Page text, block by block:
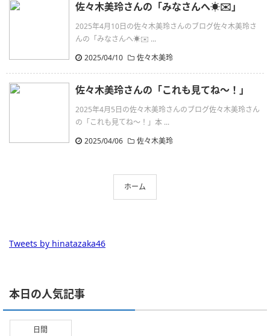
佐々木美玲さんの「みなさんへ☀️✉️」
2025年4月10日の佐々木美玲さんのブログ佐々木美玲さ
んの「みなさんへ☀️✉️ ...
2025/04/10
佐々木美玲
佐々木美玲さんの「これも見てね〜！」
2025年4月5日の佐々木美玲さんのブログ佐々木美玲さん
の「これも見てね〜！」本 ...
2025/04/06
佐々木美玲
ホーム
Tweets by hinatazaka46
本日の人気記事
日間